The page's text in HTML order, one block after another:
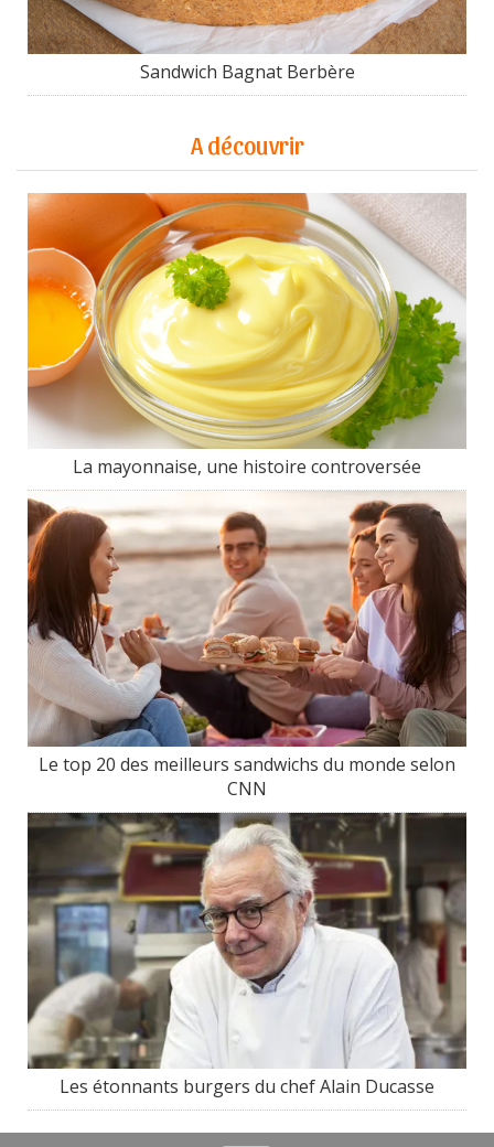
Sandwich Bagnat Berbère
A découvrir
La mayonnaise, une histoire controversée
Le top 20 des meilleurs sandwichs du monde selon
CNN
Les étonnants burgers du chef Alain Ducasse